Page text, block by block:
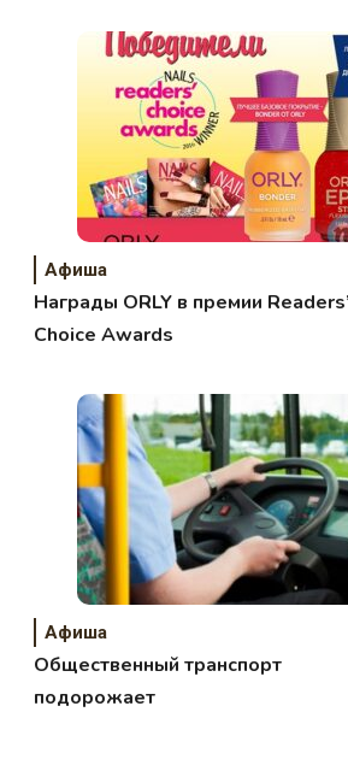
Афиша
Награды ORLY в премии Readers’
Choice Awards
Афиша
Общественный транспорт
подорожает